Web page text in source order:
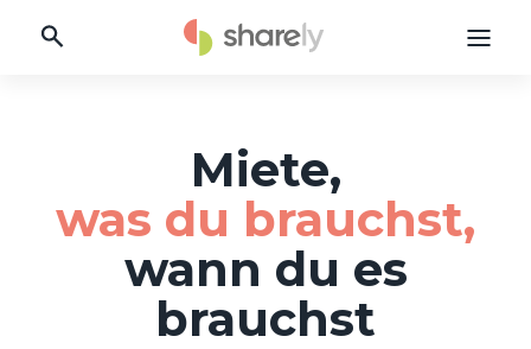
Miete,
was du brauchst,
wann du es
brauchst